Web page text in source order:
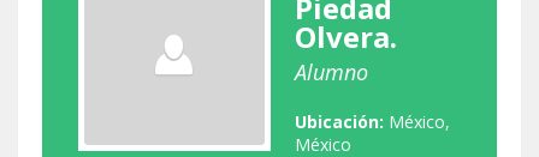
Olvera.
Alumno
Ubicación: México,
México